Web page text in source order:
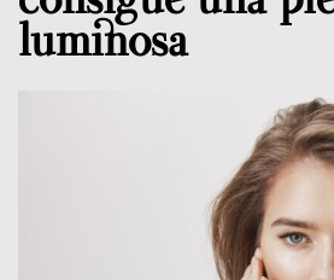
luminosa